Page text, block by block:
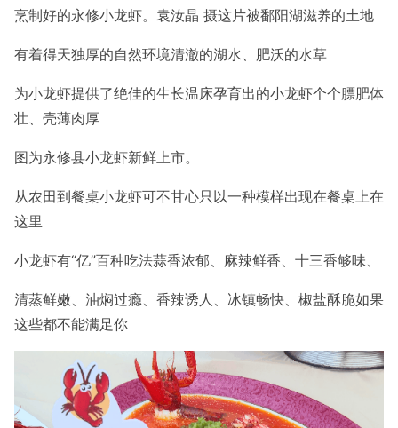
烹制好的永修小龙虾。袁汝晶 摄这片被鄱阳湖滋养的土地
有着得天独厚的自然环境清澈的湖水、肥沃的水草
为小龙虾提供了绝佳的生长温床孕育出的小龙虾个个膘肥体
壮、壳薄肉厚
图为永修县小龙虾新鲜上市。
从农田到餐桌小龙虾可不甘心只以一种模样出现在餐桌上在
这里
小龙虾有“亿”百种吃法蒜香浓郁、麻辣鲜香、十三香够味、
清蒸鲜嫩、油焖过瘾、香辣诱人、 冰镇畅快、椒盐酥脆如果
这些都不能满足你